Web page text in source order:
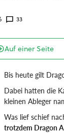
33
Auf einer Seite
Bis heute gilt
Dabei hatten die
kleinen Ableger
Was lief schief
trotzdem Dragon